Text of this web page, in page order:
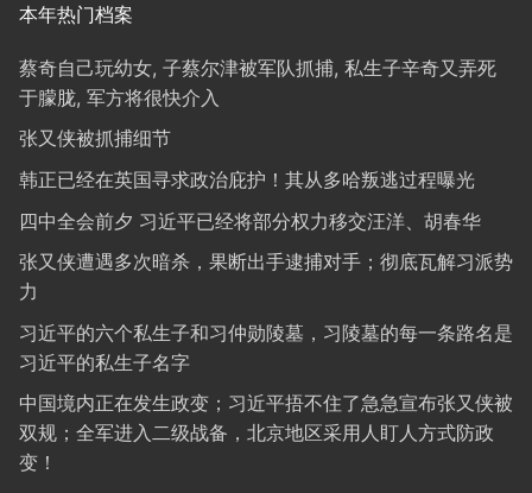
本年热门档案
蔡奇自己玩幼女, 子蔡尔津被军队抓捕, 私生子辛奇又弄死
于朦胧, 军方将很快介入
张又侠被抓捕细节
韩正已经在英国寻求政治庇护！其从多哈叛逃过程曝光
四中全会前夕 习近平已经将部分权力移交汪洋、胡春华
张又侠遭遇多次暗杀，果断出手逮捕对手；彻底瓦解习派势
力
习近平的六个私生子和习仲勋陵墓，习陵墓的每一条路名是
习近平的私生子名字
中国境内正在发生政变；习近平捂不住了急急宣布张又侠被
双规；全军进入二级战备，北京地区采用人盯人方式防政
变！